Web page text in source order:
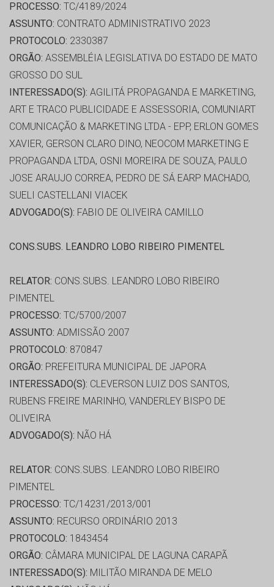
PROCESSO: TC/4189/2024
ASSUNTO: CONTRATO ADMINISTRATIVO 2023
PROTOCOLO: 2330387
ORGÃO: ASSEMBLÉIA LEGISLATIVA DO ESTADO DE MATO
GROSSO DO SUL
INTERESSADO(S): AGILITÁ PROPAGANDA E MARKETING,
ART E TRACO PUBLICIDADE E ASSESSORIA, COMUNIART
COMUNICAÇÃO & MARKETING LTDA - EPP, ERLON GOMES
XAVIER, GERSON CLARO DINO, NEOCOM MARKETING E
PROPAGANDA LTDA, OSNI MOREIRA DE SOUZA, PAULO
JOSE ARAUJO CORREA, PEDRO DE SÁ EARP MACHADO,
SUELI CASTELLANI VIACEK
ADVOGADO(S): FABIO DE OLIVEIRA CAMILLO
CONS.SUBS. LEANDRO LOBO RIBEIRO PIMENTEL
RELATOR: CONS.SUBS. LEANDRO LOBO RIBEIRO
PIMENTEL
PROCESSO: TC/5700/2007
ASSUNTO: ADMISSÃO 2007
PROTOCOLO: 870847
ORGÃO: PREFEITURA MUNICIPAL DE JAPORA
INTERESSADO(S): CLEVERSON LUIZ DOS SANTOS,
RUBENS FREIRE MARINHO, VANDERLEY BISPO DE
OLIVEIRA
ADVOGADO(S): NÃO HÁ
RELATOR: CONS.SUBS. LEANDRO LOBO RIBEIRO
PIMENTEL
PROCESSO: TC/14231/2013/001
ASSUNTO: RECURSO ORDINÁRIO 2013
PROTOCOLO: 1843454
ORGÃO: CÂMARA MUNICIPAL DE LAGUNA CARAPÃ
INTERESSADO(S): MILITÃO MIRANDA DE MELO